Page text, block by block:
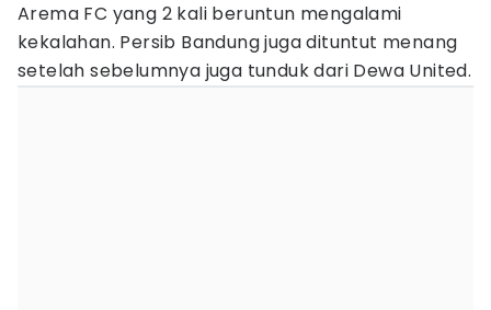
Arema FC yang 2 kali beruntun mengalami
kekalahan. Persib Bandung juga dituntut menang
setelah sebelumnya juga tunduk dari Dewa United.